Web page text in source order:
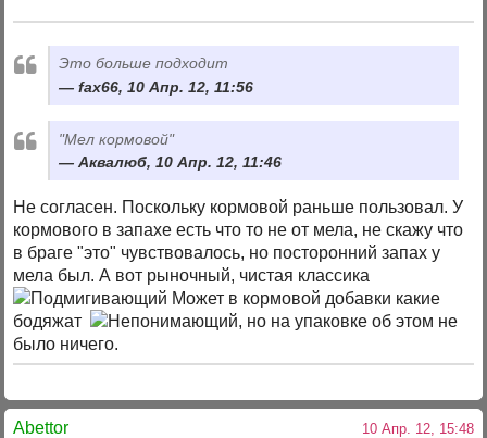
Это больше подходит
fax66, 10 Апр. 12, 11:56
"Мел кормовой"
Аквалюб, 10 Апр. 12, 11:46
Не согласен. Поскольку кормовой раньше пользовал. У
кормового в запахе есть что то не от мела, не скажу что
в браге "это" чувствовалось, но посторонний запах у
мела был. А вот рыночный, чистая классика
Может в кормовой добавки какие
бодяжат
, но на упаковке об этом не
было ничего.
Abettor 10 Апр. 12, 15:48